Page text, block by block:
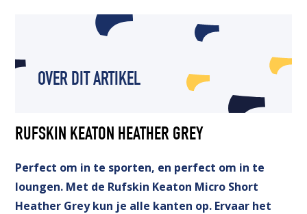
OVER DIT ARTIKEL
RUFSKIN KEATON HEATHER GREY
Perfect om in te sporten, en perfect om in te
loungen. Met de Rufskin Keaton Micro Short
Heather Grey kun je alle kanten op. Ervaar het